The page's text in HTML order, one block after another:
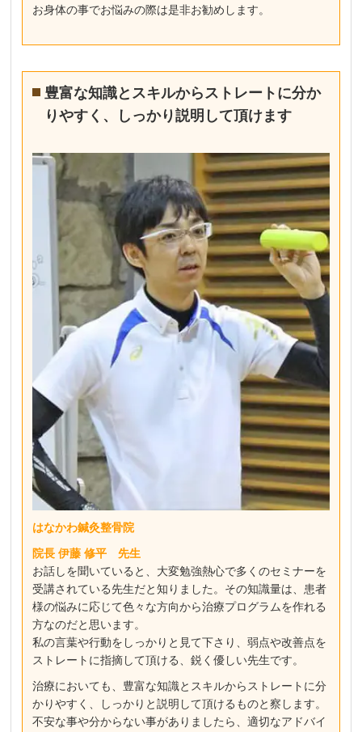
お身体の事でお悩みの際は是非お勧めします。
豊富な知識とスキルからストレートに分か
りやすく、しっかり説明して頂けます
はなかわ鍼灸整骨院
院長 伊藤 修平 先生
お話しを聞いていると、大変勉強熱心で多くのセミナーを
受講されている先生だと知りました。その知識量は、患者
様の悩みに応じて色々な方向から治療プログラムを作れる
方なのだと思います。
私の言葉や行動をしっかりと見て下さり、弱点や改善点を
ストレートに指摘して頂ける、鋭く優しい先生です。
治療においても、豊富な知識とスキルからストレートに分
かりやすく、しっかりと説明して頂けるものと察します。
不安な事や分からない事がありましたら、適切なアドバイ